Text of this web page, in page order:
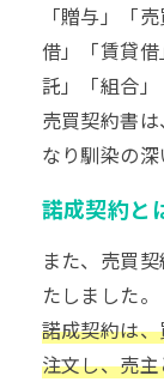
「贈与」「
借」「賃貸
託」「組合」
売買契約書
なり馴染の
諾成契約と
また、売買
たしました。
諾成契約は
注文し、売